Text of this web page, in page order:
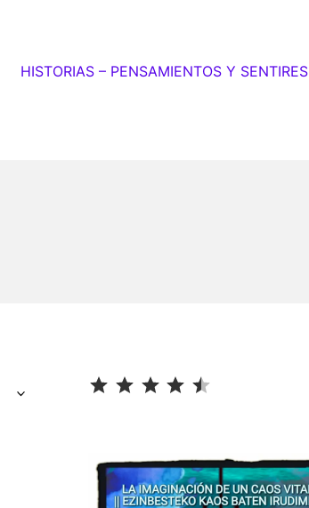
HISTORIAS – PENSAMIENTOS Y SENTIRES
⭐ ⭐